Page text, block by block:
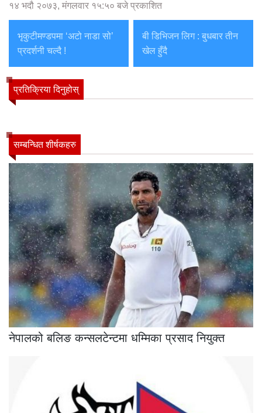
१४ भदौ २०७३, मंगलवार १५:५० बजे प्रकाशित
भृकुटीमण्डपमा ‘अटो नाडा सो’
प्रदर्शनी चल्दै !
बी डिभिजन लिग : बुधबार तीन
खेल हुँदै
प्रतिक्रिया दिनुहोस्
सम्बन्धित शीर्षकहरु
नेपालको बलिङ कन्सलटेन्टमा धम्मिका प्रसाद नियुक्त